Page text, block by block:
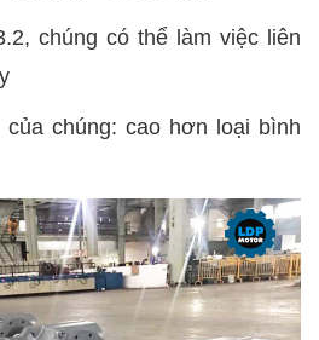
chúng có thể làm việc liên
của chúng: cao hơn loại bình